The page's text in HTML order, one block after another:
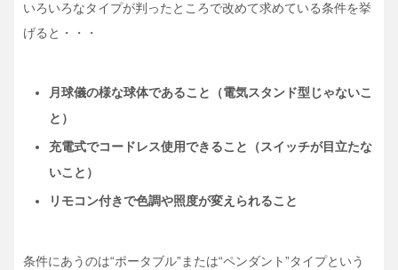
いろいろなタイプが判ったところで改めて求めている条件を挙
げると・・・
月球儀の様な球体であること（電気スタンド型じゃないこ
と）
充電式でコードレス使用できること（スイッチが目立たな
いこと）
リモコン付きで色調や照度が変えられること
条件にあうのは“ポータブル”または“ペンダント ”タイプという